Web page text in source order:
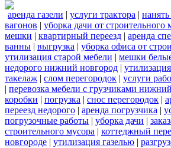
аренда газели | услуги трактора |
вагонов | уборка дачи от строительного
мешки | квартирный переезд | аренда
ванны | выгрузка | уборка офиса от
утилизация старой мебели | мешки
недорого нижний новгород |
такелаж | слом перегородок | услуги
| перевозка мебели с грузчиками
коробки | погрузка | снос перегородок |
переезд недорого | аренда погрузчика |
погрузочные работы | уборка дачи |
строительного мусора | коттеджный
новгороде | утилизация газелью |